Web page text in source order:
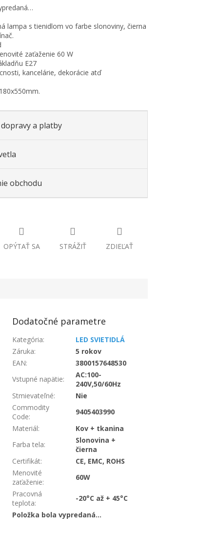
lampa s tienidlom vo farbe slonoviny, čierna
zaťaženie 60 W
E27
kancelárie, dekorácie atď
a platby
obchodu
OPÝTAŤ SA STRÁŽIŤ ZDIEĽAŤ
Dodatočné parametre
Kategória:
LED SVIETIDLÁ
Záruka:
5 rokov
EAN:
3800157648530
Vstupné napätie:
AC:100-
240V,50/60Hz
Stmievateľné:
Nie
Commodity
Code:
9405403990
Materiál:
Kov + tkanina
Farba tela:
Slonovina +
čierna
Certifikát:
CE, EMC, ROHS
Menovité
zaťaženie:
60W
Pracovná
teplota:
-20°C až + 45°C
Položka bola vypredaná…